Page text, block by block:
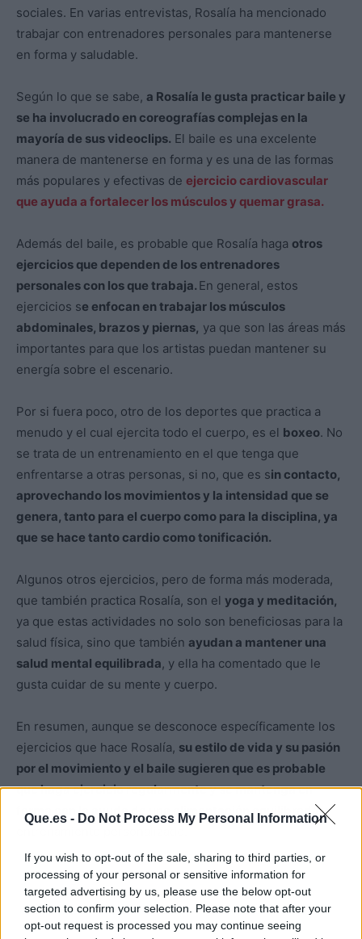
Que.es - Do Not Process My Personal Information
If you wish to opt-out of the sale, sharing to third parties, or
processing of your personal or sensitive information for
targeted advertising by us, please use the below opt-out
section to confirm your selection. Please note that after your
opt-out request is processed you may continue seeing
sociales. En varias entrevistas, Rosalía ha mencionado
trabajar con entrenadores personales para mantenerse
en forma y saludable.
Según lo que se sabe, a Rosalía le gusta practicar baile y
se ha involucrado en coreografías complejas en la
mayoría de sus videoclips. El baile es una excelente
manera de mantenerse en forma y es una de las formas
más populares y efectivas de ejercicio cardiovascular
que ayuda a fortalecer los músculos y quemar grasa.
Además del baile, es probable que Rosalía haga otros
ejercicios que dependen de los entrenadores
personales con los que trabaja. En general, estos
ejercicios se enfocan en trabajar los músculos
abdominales, brazos y piernas, ya que son las áreas más
importantes para que los artistas puedan mantener su
energía sobre el escenario.
Por si fuera poco, otro de los deportes que practica a
menudo y el cual ejercita todo el cuerpo, es el boxeo. No
se trata de un entrenamiento en el que tenga que
enfrentarse a otras personas, si no, que es sin contacto,
aprovechando los movimientos y la intensidad que se
genera, tanto para el cuerpo como para la disciplina, ya
que se hace tanto cardio como tonificación.
Algunos otros ejercicios, pero de forma más moderada,
que también practica Rosalía, son el yoga y meditación,
ya que estas actividades no solo son beneficiosas para la
salud física, sino que también ayudan a mantener una
salud mental equilibrada, y ella ha comentado que le
gusta cuidar de su mente y cuerpo.
En resumen, aunque se desconoce específicamente los
ejercicios que hace Rosalía, su estilo de vida y su pasión
por el movimiento y el baile sugieren que es probable
que haga ejercicio regularmente y se mantenga en
forma con la ayuda de una alimentación equilibraday